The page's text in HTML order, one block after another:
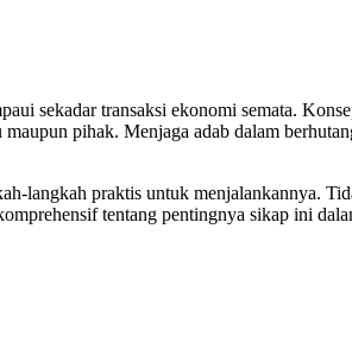
sekadar transaksi ekonomi semata.
pihak. Menjaga adab dalam
langkah praktis untuk menjalankannya.
tentang pentingnya sikap ini